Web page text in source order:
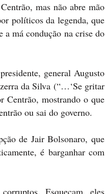
mas não abre mão
políticos da legenda, que
a má condução na crise do
general Augusto
da Silva (“…‘Se gritar
Centrão, mostrando o que
ou sai do governo.
de Jair Bolsonaro, que
é barganhar com
Esqueçam, eles